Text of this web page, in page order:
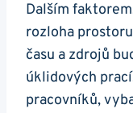
Dalším
rozloha
času a zdrojů
úklidových
pracovníků,